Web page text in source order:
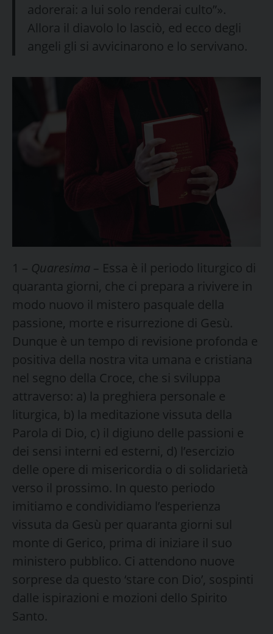
adorerai: a lui solo renderai culto”».
Allora il diavolo lo lasciò, ed ecco degli
angeli gli si avvicinarono e lo servivano.
1 – Quaresima – Essa è il periodo liturgico di
quaranta giorni, che ci prepara a rivivere in
modo nuovo il mistero pasquale della
passione, morte e risurrezione di Gesù.
Dunque è un tempo di revisione profonda e
positiva della no­stra vita umana e cristiana
nel segno della Croce, che si sviluppa
attraverso: a) la preghiera personale e
liturgica, b) la medi­tazione vissuta della
Parola di Dio, c) il digiuno delle passioni e
dei sensi interni ed esterni, d) l’esercizio
delle opere di misericordia o di solida­rietà
verso il prossimo. In questo periodo
imitiamo e condividiamo l’esperienza
vissuta da Ge­sù per quaranta giorni sul
monte di Gerico, prima di iniziare il suo
ministero pubblico. Ci attendono nuove
sorprese da questo ‘stare con Dio’, sospinti
dalle ispirazioni e mozioni dello Spirito
Santo.